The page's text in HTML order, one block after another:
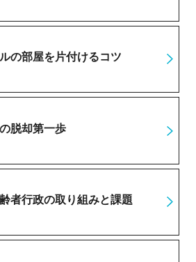
の部屋を片付けるコツ
脱却第一歩
者行政の取り組みと課題